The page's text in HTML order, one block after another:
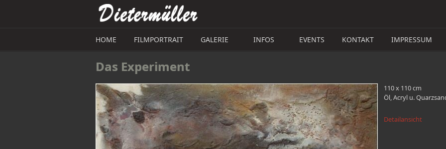
HOME FILMPORTRAIT GALERIE INFOS EVENTS KONTAKT IMPRESSUM
Das Experiment
110 x 110 cm
Öl, Acryl u.
Detailansicht